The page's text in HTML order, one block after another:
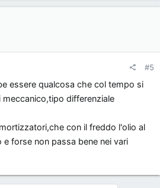
#5
essere qualcosa che col tempo si
differenziale
con il freddo l'olio al
forse non passa bene nei vari